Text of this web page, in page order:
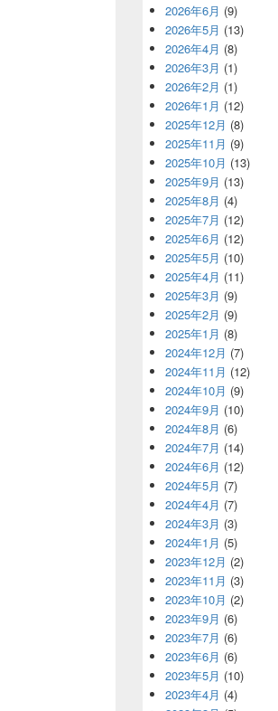
2026年6月 (9)
2026年5月 (13)
2026年4月 (8)
2026年3月 (1)
2026年2月 (1)
2026年1月 (12)
2025年12月 (8)
2025年11月 (9)
2025年10月 (13)
2025年9月 (13)
2025年8月 (4)
2025年7月 (12)
2025年6月 (12)
2025年5月 (10)
2025年4月 (11)
2025年3月 (9)
2025年2月 (9)
2025年1月 (8)
2024年12月 (7)
2024年11月 (12)
2024年10月 (9)
2024年9月 (10)
2024年8月 (6)
2024年7月 (14)
2024年6月 (12)
2024年5月 (7)
2024年4月 (7)
2024年3月 (3)
2024年1月 (5)
2023年12月 (2)
2023年11月 (3)
2023年10月 (2)
2023年9月 (6)
2023年7月 (6)
2023年6月 (6)
2023年5月 (10)
2023年4月 (4)